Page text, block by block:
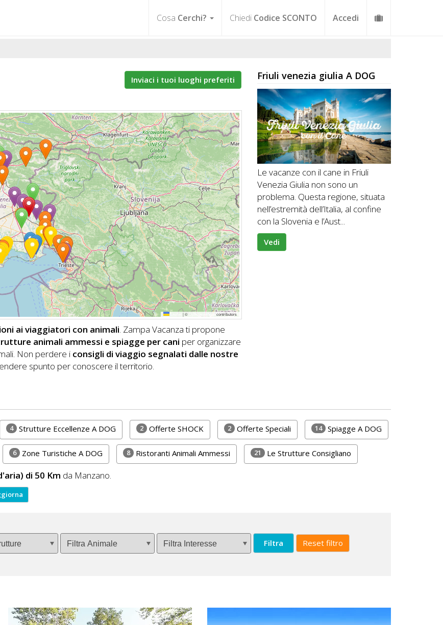
Cosa Cerchi? Chiedi Codice SCONTO Accedi
Inviaci i tuoi luoghi preferiti
Leaflet |© OpenStreetMapcontributors
ai viaggiatori con animali. Zampa Vacanza ti propone
animali ammessi e spiagge per cani per organizzare
Non perdere i consigli di viaggio segnalati dalle nostre
spunto per conoscere il territorio.
Friuli venezia giulia A DOG
Le vacanze con il cane in Friuli
Venezia Giulia non sono un
problema. Questa regione, situata
nell’estremità dell’Italia, al confine
con la Slovenia e l’Aust...
Vedi
4 Strutture Eccellenze A DOG 2 Offerte SHOCK 2 Offerte Speciali 14 Spiagge A DOG
6 Zone Turistiche A DOG 8 Ristoranti Animali Ammessi 21 Le Strutture Consigliano
di 50 Km da Manzano.
Filtra Reset filtro